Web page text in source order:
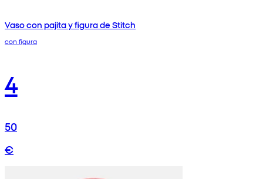
Vaso con pajita y figura de Stitch
con figura
4
50
€